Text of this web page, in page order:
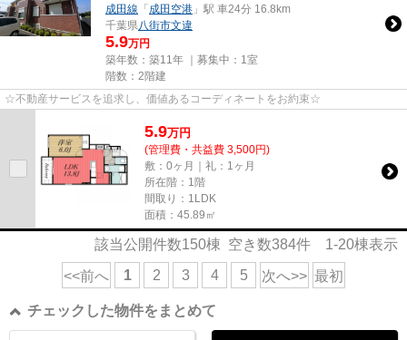
成田線 「成田空港 」駅 車24分 16.8km
千葉県 八街市文違
5.9万円
築年数：築11年 ｜募集中： 1室
階数：2階建
☆不動産サービスを追求し、価値あるコーディネートをお約束☆
5.9万円
(管理費・共益費 3,500円)
敷：0ヶ月｜礼：1ヶ月
所在階：1階
間取り：1LDK
面積：45.89㎡
該当公開件数150棟 空き数384件 1-20棟表示
<<前へ 1 2 3 4 5 次へ>> 最初
チェックした物件をまとめて